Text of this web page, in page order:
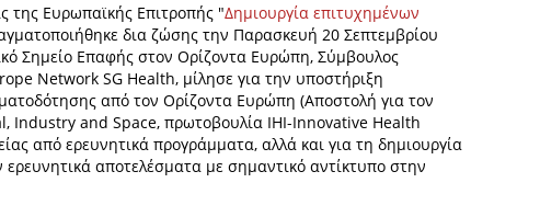
της Ευρωπαϊκής Επιτροπής "Δημιουργία επιτυχημένων
δια ζώσης την Παρασκευή 20 Σεπτεμβρίου
Σημείο Επαφής στον Ορίζοντα Ευρώπη, Σύμβουλος
Network SG Health, μίλησε για την υποστήριξη
από τον Ορίζοντα Ευρώπη (Αποστολή για τον
Industry and Space, πρωτοβουλία IHI-Innovative Health
από ερευνητικά προγράμματα, αλλά και για τη δημιουργία
αποτελέσματα με σημαντικό αντίκτυπο στην